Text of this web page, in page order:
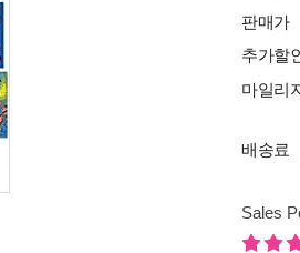
판매가
추가할
마일리
배송료
Sales